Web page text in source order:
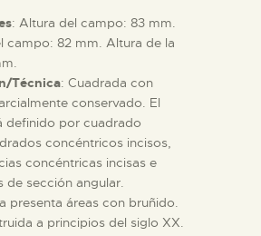
: Altura del campo: 83 mm.
campo: 82 mm. Altura de la
Técnica: Cuadrada con
conservado. El
definido por cuadrado
concéntricos incisos,
concéntricas incisas e
de sección angular.
presenta áreas con bruñido.
a principios del siglo XX.